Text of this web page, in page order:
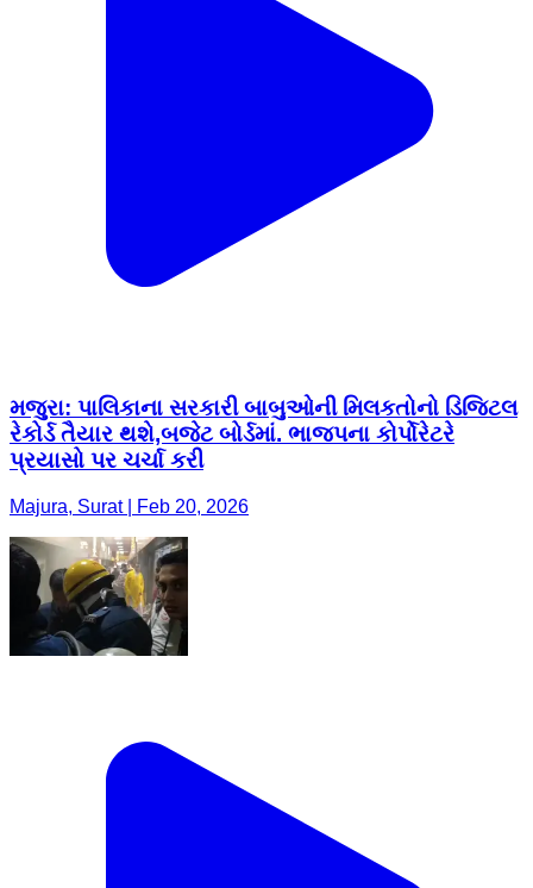
મજુરા: પાલિકાના સરકારી બાબુઓની મિલકતોનો ડિજિટલ
રેકોર્ડ તૈયાર થશે,બજેટ બોર્ડમાં. ભાજપના કોર્પોરેટરે
પ્રયાસો પર ચર્ચા કરી
Majura, Surat | Feb 20, 2026